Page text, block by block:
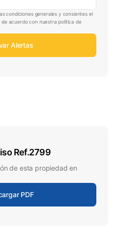
condiciones generales y consientes el
acuerdo con nuestra política de
Alertas
Ref.2799
de esta propiedad en
PDF